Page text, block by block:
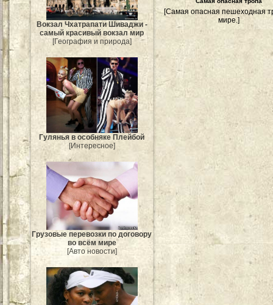
Вокзал Чхатрапати Шиваджи -
самый красивый вокзал мир
[География и природа]
Гулянья в особняке Плейбой
[Интересное]
Грузовые перевозки по договору
во всём мире
[Авто новости]
[Самая опасная пешеходная
мире.]